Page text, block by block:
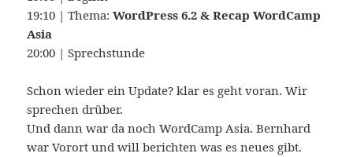
19:10 | Thema:WordPress 6.2 & Recap WordCamp
Asia
20:00 | Sprechstunde
Schon wieder ein Update? klar es geht voran. Wir
sprechen drüber.
Und dann war da noch WordCamp Asia. Bernhard
war Vorort und will berichten was es neues gibt.